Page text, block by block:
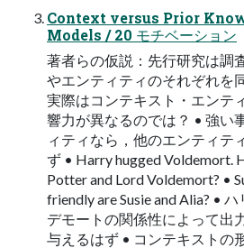
Context versus Prior
Models / 20 モチベーション
著者らの仮説：先行研究は調
やエンティティのそれぞれを
実際はコンテキスト・エンテ
響力が異なるのでは？ • 強い
ィティなら，他のエンティテ
ず • Harry hugged Voldemort.
Potter and Lord Voldemort? •
friendly are Susie and Alia? •
デモートの関係性によって出
与えるはず • コンテキストの